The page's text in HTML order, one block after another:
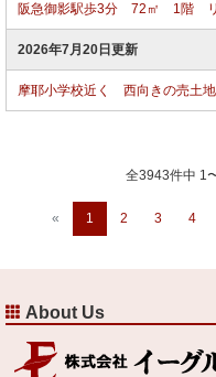
阪急御影駅歩3分 72㎡ 1階 リ
2026年7月20日更新
摩耶小学校近く 西向きの売土
全3943件中 1
« 1 2 3 4
About Us